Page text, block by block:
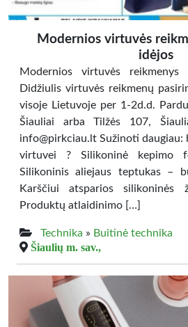
Modernios virtuvės
idėjos
Modernios virtuvės
Didžiulis virtuvės reikmenų
visoje Lietuvoje per 1-2d.d.
Šiauliai arba Tilžės 107,
info@pirkciau.lt Sužinoti
virtuvei ? Silikoninė kepimo
Silikoninis aliejaus teptukas –
Karščiui atsparios
Produktų atlaidinimo […]
Technika » Buitinė technika
Šiaulių m. sav.,